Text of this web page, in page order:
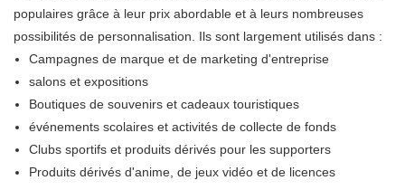
populaires grâce à leur prix abordable et à leurs nombreuses
possibilités de personnalisation. Ils sont largement utilisés dans :
Campagnes de marque et de marketing d'entreprise
salons et expositions
Boutiques de souvenirs et cadeaux touristiques
événements scolaires et activités de collecte de fonds
Clubs sportifs et produits dérivés pour les supporters
Produits dérivés d'anime, de jeux vidéo et de licences